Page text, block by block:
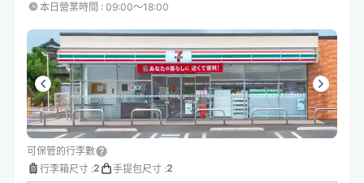
本日營業時間 : 09:00〜18:00
可保管的行李數
行李箱尺寸 :2 手提包尺寸 :2